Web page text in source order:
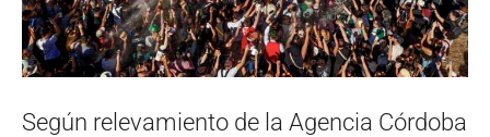
Según relevamiento de la Agencia Córdoba